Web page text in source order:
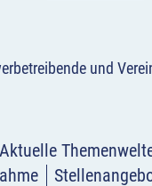
und
Aktuelle